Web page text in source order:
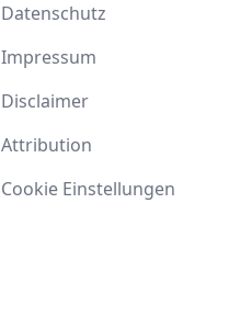
Datenschutz
Impressum
Disclaimer
Attribution
Cookie Einstellungen